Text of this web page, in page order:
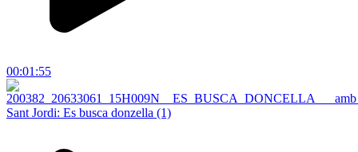
00:01:55
Sant Jordi: Es busca donzella (1)